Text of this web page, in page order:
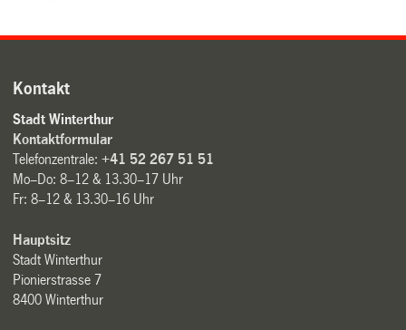
Kontakt
Stadt Winterthur
Kontaktformular
Telefonzentrale:+41 52 267 51 51
Mo–Do: 8–12 & 13.30–17 Uhr
Fr: 8–12 & 13.30–16 Uhr
Hauptsitz
Stadt Winterthur
Pionierstrasse 7
8400 Winterthur